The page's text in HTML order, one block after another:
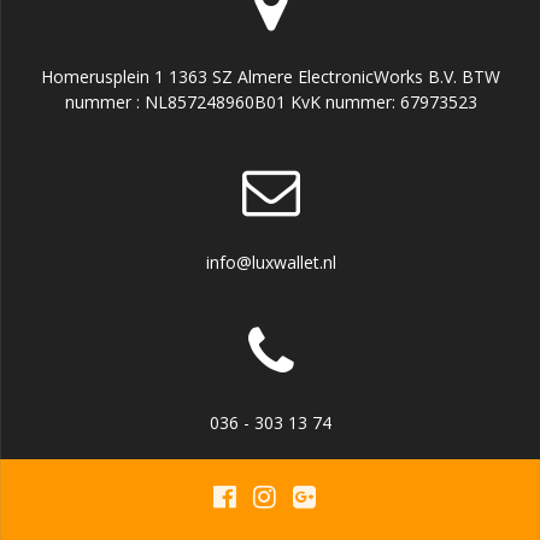
Homerusplein 1 1363 SZ Almere ElectronicWorks B.V. BTW
nummer : NL857248960B01 KvK nummer: 67973523
info@luxwallet.nl
036 - 303 13 74